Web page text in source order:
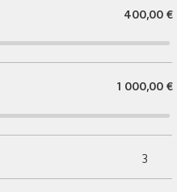
400,00 €
1 000,00 €
3